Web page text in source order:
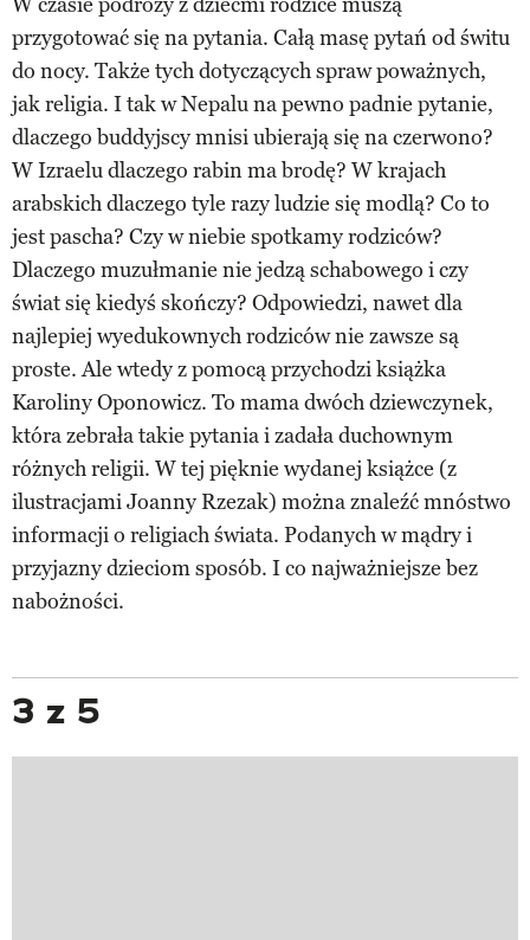
przygotować się na pytania. Całą masę pytań od świtu
do nocy. Także tych dotyczących spraw poważnych,
jak religia. I tak w Nepalu na pewno padnie pytanie,
dlaczego buddyjscy mnisi ubierają się na czerwono?
W Izraelu dlaczego rabin ma brodę? W krajach
arabskich dlaczego tyle razy ludzie się modlą? Co to
jest pascha? Czy w niebie spotkamy rodziców?
Dlaczego muzułmanie nie jedzą schabowego i czy
świat się kiedyś skończy? Odpowiedzi, nawet dla
najlepiej wyedukownych rodziców nie zawsze są
proste. Ale wtedy z pomocą przychodzi książka
Karoliny Oponowicz. To mama dwóch dziewczynek,
która zebrała takie pytania i zadała duchownym
różnych religii. W tej pięknie wydanej książce (z
ilustracjami Joanny Rzezak) można znaleźć mnóstwo
informacji o religiach świata. Podanych w mądry i
przyjazny dzieciom sposób. I co najważniejsze bez
nabożności.
3 z 5